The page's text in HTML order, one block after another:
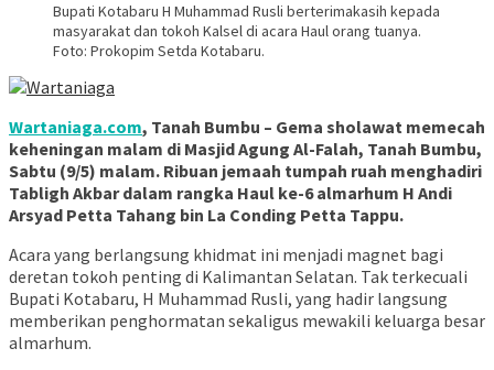
Bupati Kotabaru H Muhammad Rusli berterimakasih kepada
masyarakat dan tokoh Kalsel di acara Haul orang tuanya.
Foto: Prokopim Setda Kotabaru.
Wartaniaga.com, Tanah Bumbu – Gema sholawat memecah
keheningan malam di Masjid Agung Al-Falah, Tanah Bumbu,
Sabtu (9/5) malam. Ribuan jemaah tumpah ruah menghadiri
Tabligh Akbar dalam rangka Haul ke-6 almarhum H Andi
Arsyad Petta Tahang bin La Conding Petta Tappu.
Acara yang berlangsung khidmat ini menjadi magnet bagi
deretan tokoh penting di Kalimantan Selatan. Tak terkecuali
Bupati Kotabaru, H Muhammad Rusli, yang hadir langsung
memberikan penghormatan sekaligus mewakili keluarga besar
almarhum.